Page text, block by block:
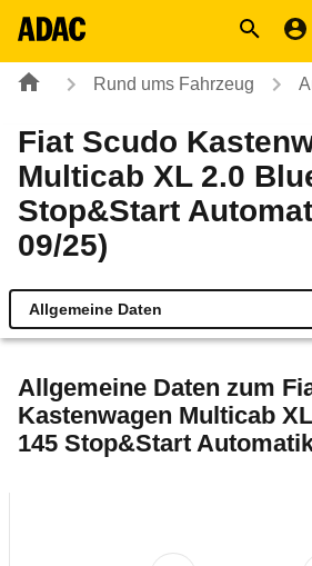
Rund ums Fahrzeug
Fiat Scudo
Multicab XL 2.0
Stop&Start
09/25)
Allgemeine Daten
Technische Daten
Allgemeine Daten zum
Kastenwagen Multicab
145 Stop&Start